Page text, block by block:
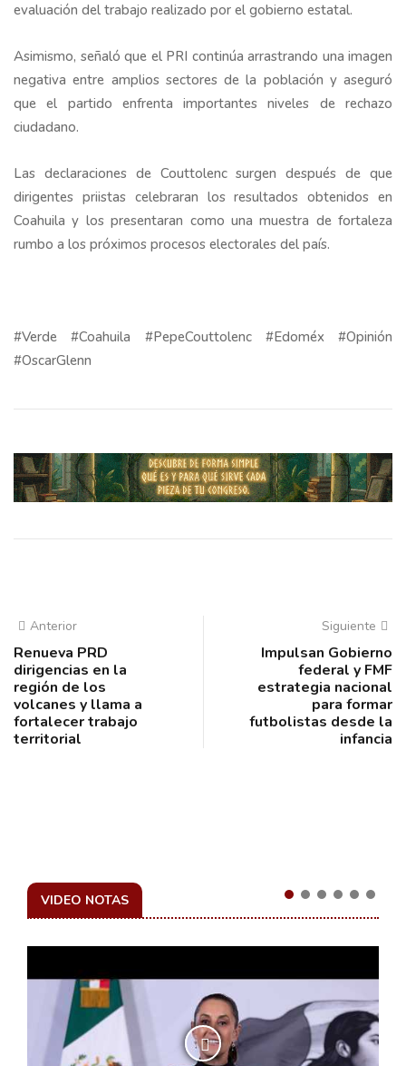
evaluación del trabajo realizado por el gobierno estatal.
Asimismo, señaló que el PRI continúa arrastrando una imagen
negativa entre amplios sectores de la población y aseguró
que el partido enfrenta importantes niveles de rechazo
ciudadano.
Las declaraciones de Couttolenc surgen después de que
dirigentes priistas celebraran los resultados obtenidos en
Coahuila y los presentaran como una muestra de fortaleza
rumbo a los próximos procesos electorales del país.
#Verde #Coahuila #PepeCouttolenc #Edoméx #Opinión
#OscarGlenn
Anterior
Renueva PRD
dirigencias en la
región de los
volcanes y llama a
fortalecer trabajo
territorial
Siguiente
Impulsan Gobierno
federal y FMF
estrategia nacional
para formar
futbolistas desde la
infancia
VIDEO NOTAS